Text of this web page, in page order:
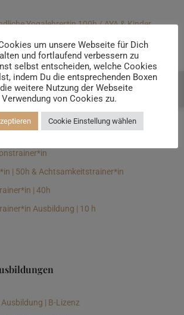
Yogalehrer*in 100h / AYA & Kinder
| 100 h & Faszientrainer*in
/ Yogatherapeut*in &
| 70h
| 50h & Achtsamkeitstrainer*in
| 40h
Ausbildung | 10 h
| B-Lizenz
um unsere Webseite für Dich
und fortlaufend verbessern zu
selbst entscheiden, welche Cookies
indem Du die entsprechenden Boxen
weitere Nutzung der Webseite
von Cookies zu.
Cookie Einstellung wählen
Beratung buchen